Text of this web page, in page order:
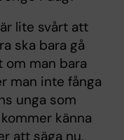
lite svårt att
ska bara gå
man bara
man inte fånga
unga som
känna
att säga nu.